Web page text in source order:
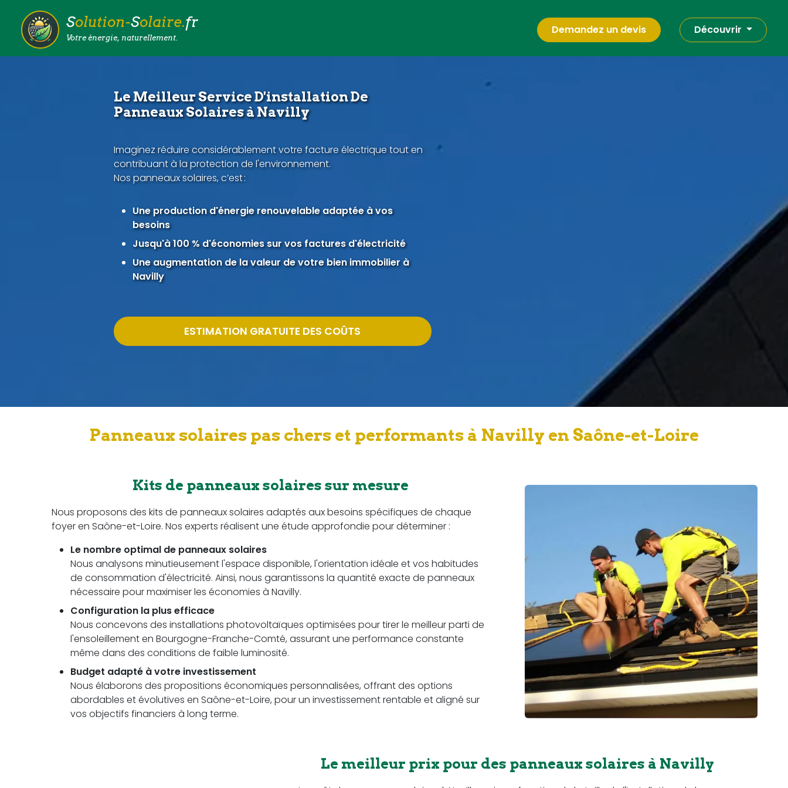
Solution-Solaire.fr
Votre énergie, naturellement.
Demandez un devis Découvrir
Le Meilleur Service D'installation De
Panneaux Solaires à Navilly
Imaginez réduire considérablement votre facture électrique tout en
contribuant à la protection de l'environnement.
Nos panneaux solaires, c’est :
Une production d'énergie renouvelable adaptée à vos
besoins
Jusqu'à 100 % d'économies sur vos factures d'électricité
Une augmentation de la valeur de votre bien immobilier à
Navilly
ESTIMATION GRATUITE DES COÛTS
Panneaux solaires pas chers et performants à Navilly en Saône-et-Loire
Kits de panneaux solaires sur mesure
Nous proposons des kits de panneaux solaires adaptés aux besoins spécifiques de chaque
foyer en Saône-et-Loire. Nos experts réalisent une étude approfondie pour déterminer :
Le nombre optimal de panneaux solaires
Nous analysons minutieusement l'espace disponible, l'orientation idéale et vos habitudes
de consommation d'électricité. Ainsi, nous garantissons la quantité exacte de panneaux
nécessaire pour maximiser les économies à Navilly.
Configuration la plus efficace
Nous concevons des installations photovoltaïques optimisées pour tirer le meilleur parti de
l'ensoleillement en Bourgogne-Franche-Comté, assurant une performance constante
même dans des conditions de faible luminosité.
Budget adapté à votre investissement
Nous élaborons des propositions économiques personnalisées, offrant des options
abordables et évolutives en Saône-et-Loire, pour un investissement rentable et aligné sur
vos objectifs financiers à long terme.
Le meilleur prix pour des panneaux solaires à Navilly